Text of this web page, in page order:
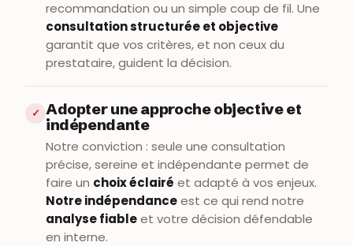
recommandation ou un simple coup de fil. Une
consultation structurée et objective
garantit que vos critères, et non ceux du
prestataire, guident la décision.
✓ Adopter une approche objective et
indépendante
Notre conviction : seule une consultation
précise, sereine et indépendante permet de
faire un choix éclairé et adapté à vos enjeux.
Notre indépendanceest ce qui rend notre
analyse fiableet votre décision défendable
en interne.